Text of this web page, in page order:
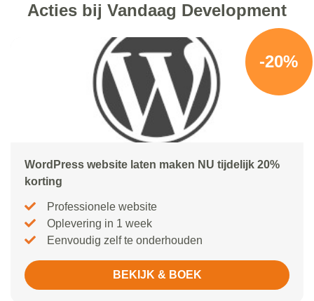
Acties bij Vandaag Development
-20%
WordPress website laten maken NU tijdelijk 20%
korting
Professionele website
Oplevering in 1 week
Eenvoudig zelf te onderhouden
BEKIJK & BOEK